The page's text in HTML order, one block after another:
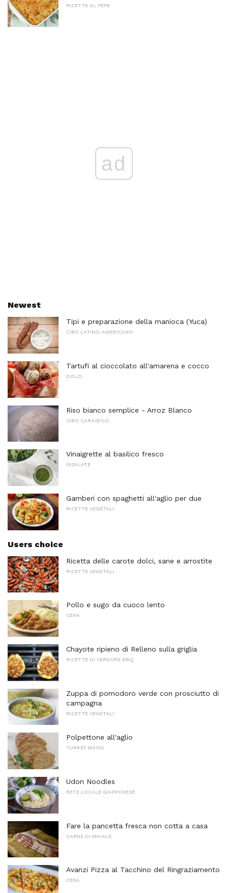
RICETTE AL PEPE
ad
Newest
Tipi e preparazione della manioca (Yuca)
CIBO LATINO-AMERICANO
Tartufi al cioccolato all'amarena e cocco
DOLCI
Riso bianco semplice - Arroz Blanco
CIBO CARAIBICO
Vinaigrette al basilico fresco
INSALATE
Gamberi con spaghetti all'aglio per due
RICETTE VEGETALI
Users choice
Ricetta delle carote dolci, sane e arrostite
RICETTE VEGETALI
Pollo e sugo da cuoco lento
CENA
Chayote ripieno di Relleno sulla griglia
RICETTE DI VERDURE BBQ
Zuppa di pomodoro verde con prosciutto di
campagna
RICETTE VEGETALI
Polpettone all'aglio
TURKEY MAINS
Udon Noodles
RETE LOCALE GIAPPONESE
Fare la pancetta fresca non cotta a casa
CARNE DI MAIALE
Avanzi Pizza al Tacchino del Ringraziamento
CENA